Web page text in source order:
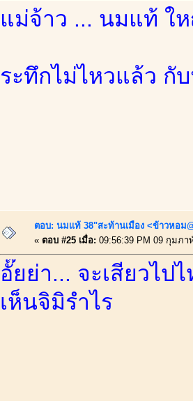
แม่จ้าว ... นมแท้
ระทึกไม่ไหวแล้ว กั
ตอบ: นมแท้ 38"สะท้านเมือง <ข้าวหอม
« ตอบ #25 เมื่อ: 09:56:39 PM 09 กุมภา
อั๊ยย่า... จะเสียวไ
เห็นจิมิรำไร